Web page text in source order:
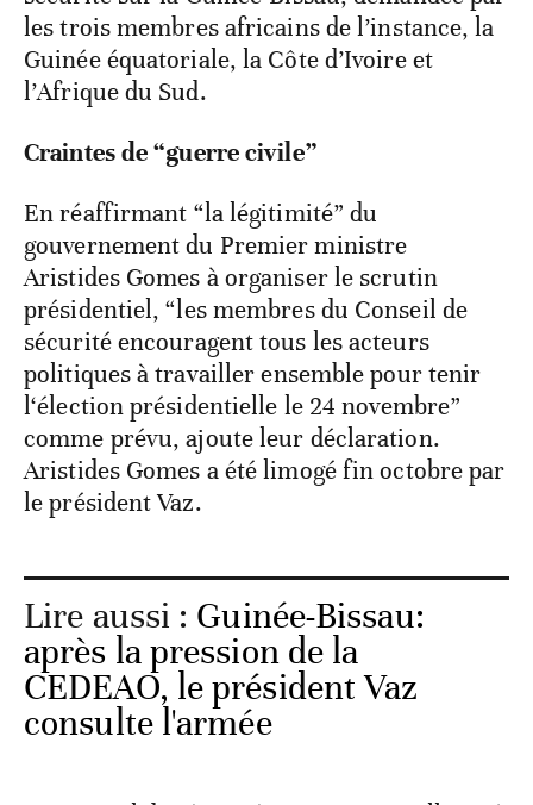
les trois membres africains de l’instance, la
Guinée équatoriale, la Côte d’Ivoire et
l’Afrique du Sud.
Craintes de “guerre civile”
En réaffirmant “la légitimité” du
gouvernement du Premier ministre
Aristides Gomes à organiser le scrutin
présidentiel, “les membres du Conseil de
sécurité encouragent tous les acteurs
politiques à travailler ensemble pour tenir
l‘élection présidentielle le 24 novembre”
comme prévu, ajoute leur déclaration.
Aristides Gomes a été limogé fin octobre par
le président Vaz.
Lire aussi : Guinée-Bissau:
après la pression de la
CEDEAO, le président Vaz
consulte l'armée